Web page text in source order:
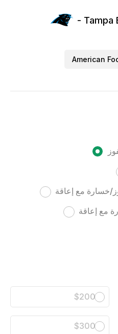
Tampa
$200
$300